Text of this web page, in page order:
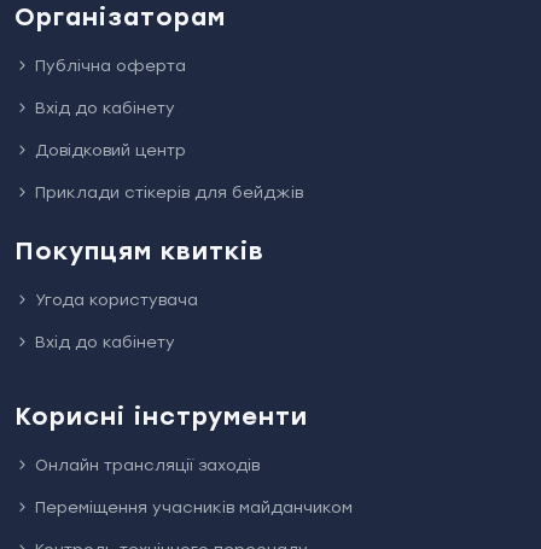
Організаторам
Публічна оферта
Вхід до кабінету
Довідковий центр
Приклади стікерів для бейджів
Покупцям квитків
Угода користувача
Вхід до кабінету
Корисні інструменти
Онлайн трансляції заходів
Переміщення учасників майданчиком